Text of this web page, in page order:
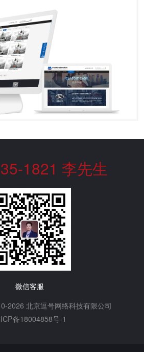
1821 李先生
微信客服
2026 北京逗号网络科技有限公司
备18004858号-1